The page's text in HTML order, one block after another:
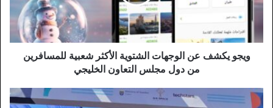
ويجو يكشف عن الوجهات الشتوية الأكثر شعبية للمسافرين
من دول مجلس التعاون الخليجي